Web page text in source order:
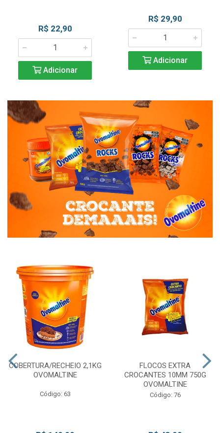
R$ 22,90
Adicionar
R$ 29,90
Adicionar
COBERTURA/RECHEIO 2,1KG
OVOMALTINE
Código: 63
FLOCOS EXTRA
CROCANTES 10MM 750G
OVOMALTINE
Código: 76